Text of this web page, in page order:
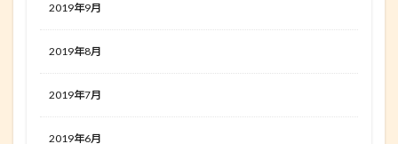
2019年9月
2019年8月
2019年7月
2019年6月